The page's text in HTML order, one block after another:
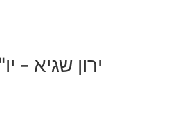
ירון שגיא -